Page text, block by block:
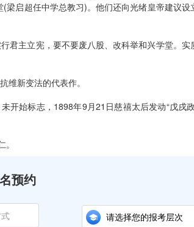
梁启超任中学总教习)。他们还向光绪皇帝建议设
主立宪，要不要废八股、改科举和兴学堂。实
新变法的代表作。
始标志，1898年9月21日慈禧太后发动“戊戌
预约